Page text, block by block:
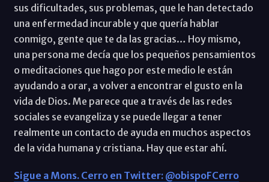
sus dificultades, sus problemas, que le han detectado
una enfermedad incurable y que quería hablar
conmigo, gente que te da las gracias… Hoy mismo,
una persona me decía que los pequeños pensamientos
o meditaciones que hago por este medio le están
ayudando a orar, a volver a encontrar el gusto en la
vida de Dios. Me parece que a través de las redes
sociales se evangeliza y se puede llegar a tener
realmente un contacto de ayuda en muchos aspectos
de la vida humana y cristiana. Hay que estar ahí.
Sigue a Mons. Cerro en Twitter: @obispoFCerro